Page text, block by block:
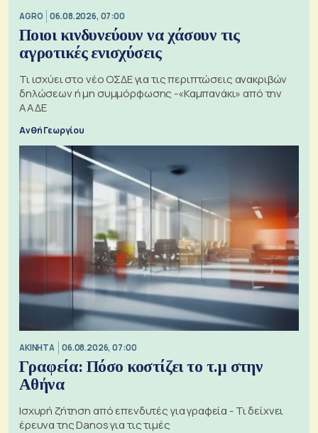
AGRO 06.08.2026, 07:00
Ποιοι κινδυνεύουν να χάσουν τις
αγροτικές ενισχύσεις
Τι ισχύει στο νέο ΟΣΔΕ για τις περιπτώσεις ανακριβών
δηλώσεων ή μη συμμόρφωσης -«Καμπανάκι» από την
ΑΑΔΕ
Ανθή Γεωργίου
ΑΚΙΝΗΤΑ 06.08.2026, 07:00
Γραφεία: Πόσο κοστίζει το τ.μ στην
Αθήνα
Ισχυρή ζήτηση από επενδυτές για γραφεία - Τι δείχνει
έρευνα της Danos για τις τιμές